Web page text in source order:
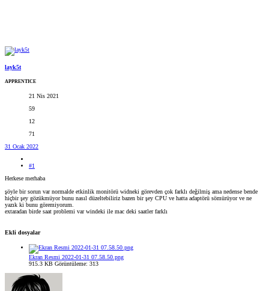
layk5t
APPRENTICE
21 Nis 2021
59
12
71
31 Ocak 2022
#1
Herkese merhaba
şöyle bir sorun var normalde etkinlik monitörü widneki görevden çok farklı değilmiş ama nedense bende
hiçbir şey gözükmüyor bunu nasıl düzeltebiliriz bazen bir şey CPU ve hatta adaptörü sömürüyor ve ne
yazık ki bunu göremiyorum.
extaradan birde saat problemi var windeki ile mac deki saatler farklı
Ekli dosyalar
Ekran Resmi 2022-01-31 07.58.50.png
915.3 KB Görüntüleme: 313